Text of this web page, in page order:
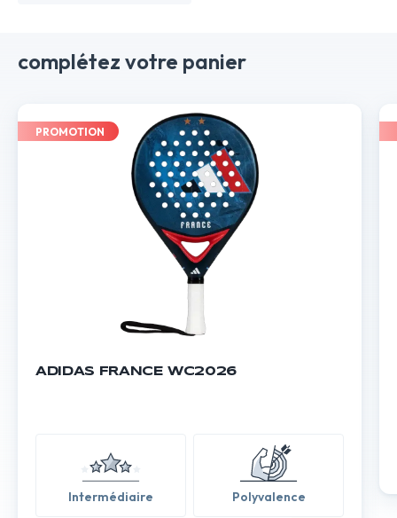
complétez votre panier
PROMOTION
ADIDAS FRANCE WC2026
Intermédiaire Polyvalence